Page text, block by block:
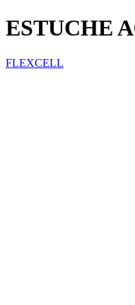
ESTUCHE
FLEXCELL